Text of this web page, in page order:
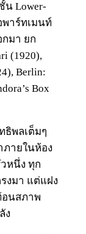
น Lower-
พาร์ทเมนท์
มา ยก
(1920),
Berlin:
Box
ธิพลเต็มๆ
ภายในห้อง
หนึ่ง ทุก
งมา แต่แฝง
อนสภาพ
ง